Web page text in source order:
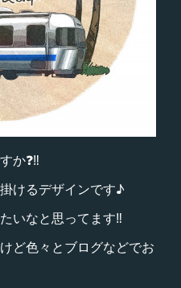
か❓‼️
けるデザインです♪
いなと思ってます‼️
ど色々とブログなどでお